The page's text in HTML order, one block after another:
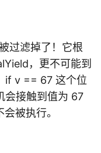
过滤掉了！它根
，更不可能到
if v == 67 这个位
会接触到值为 67
被执行。